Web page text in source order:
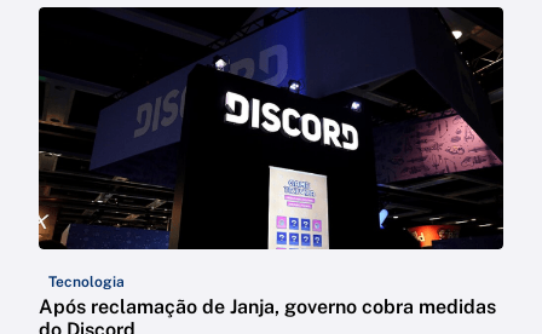
Tecnologia
Após reclamação de Janja, governo cobra medidas